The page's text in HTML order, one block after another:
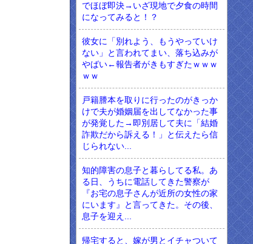
でほぼ即決→いざ現地で夕食の時間
になってみると！？
彼女に「別れよう、もうやっていけ
ない」と言われてまい、落ち込みが
やばい←報告者がきもすぎたｗｗｗ
ｗｗ
戸籍謄本を取りに行ったのがきっか
けで夫が婚姻届を出してなかった事
が発覚した→即別居して夫に「結婚
詐欺だから訴える！」と伝えたら信
じられない...
知的障害の息子と暮らしてる私。あ
る日、うちに電話してきた警察が
『お宅の息子さんが近所の女性の家
にいます』と言ってきた。その後、
息子を迎え...
帰宅すると、嫁が男とイチャついて